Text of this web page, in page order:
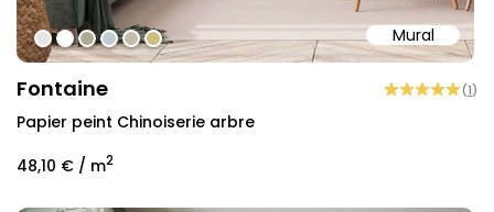
Mural
#e6e6e6
#ffffff
#abae95
#c0ced1
#c4bdac
#cebe81
Fontaine (1)
Papier peint Chinoiserie arbre
48,10 € / m2